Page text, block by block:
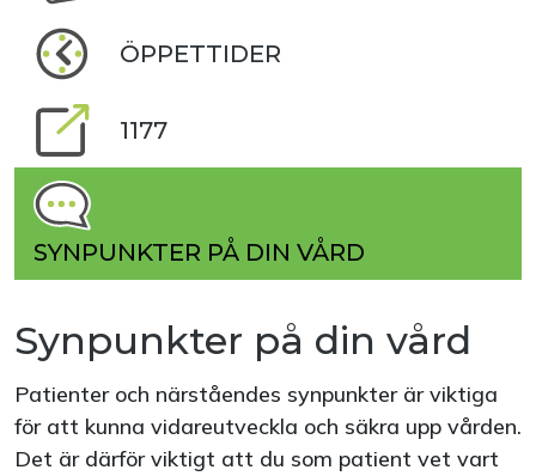
ÖPPETTIDER
1177
SYNPUNKTER PÅ DIN VÅRD
Synpunkter på din vård
Patienter och närståendes synpunkter är viktiga
för att kunna vidareutveckla och säkra upp vården.
Det är därför viktigt att du som patient vet vart